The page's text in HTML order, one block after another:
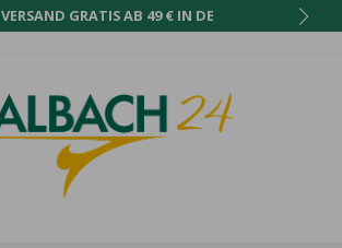
VERSAND GRATIS AB 49 € IN DE